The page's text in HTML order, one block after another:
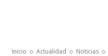
Inicio Actualidad Noticias